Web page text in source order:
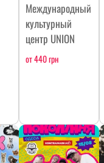
Международный
культурный
центр UNION
от 440 грн